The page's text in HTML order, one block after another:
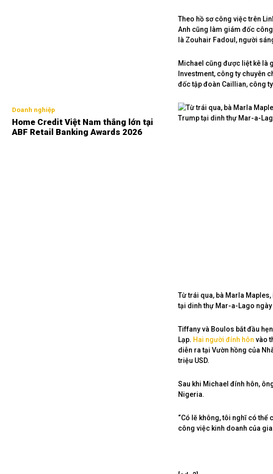
Doanh nghiệp
Home Credit Việt Nam thắng lớn tại
ABF Retail Banking Awards 2026
Theo hồ sơ công việc trên
Anh cũng làm giám đốc
là Zouhair Fadoul, người
Michael cũng được liệt kê là
Investment, công ty chuyên
đốc tập đoàn Caillian, công
Từ trái qua, bà Marla
tại dinh thự Mar-a-Lago ngày
Tiffany và Boulos bắt đầu
Lạp. Hai người đính hôn vào
diễn ra tại Vườn hồng của
triệu USD.
Sau khi Michael đính hôn,
Nigeria.
“Có lẽ không, tôi nghĩ có thể
công việc kinh doanh của